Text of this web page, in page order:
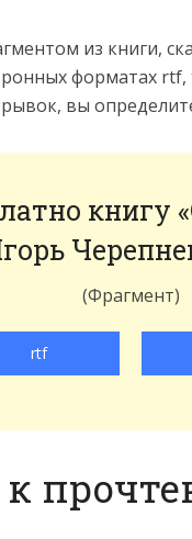
из книги,
форматах rtf,
вы
книгу
(Фрагмент)
rtf